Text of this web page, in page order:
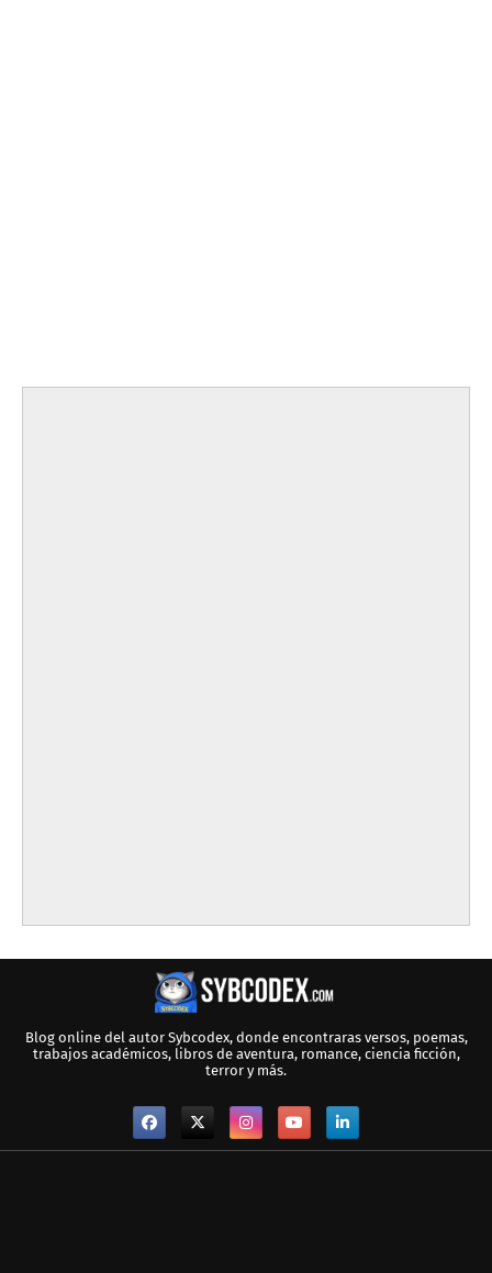
Blog online del autor Sybcodex, donde encontraras versos, poemas,
trabajos académicos, libros de aventura, romance, ciencia ficción,
terror y más.